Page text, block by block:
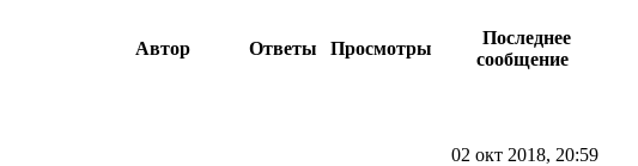
Автор Ответы Просмотры
Последнее
сообщение
02 окт 2018, 20:59